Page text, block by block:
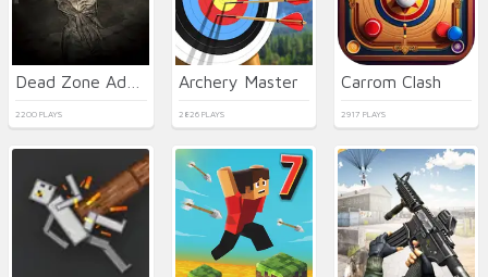
2200 PLAYS
Archery Master
2826 PLAYS
Carrom Clash
2917 PLAYS